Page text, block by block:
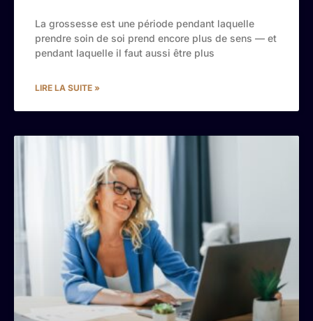
La grossesse est une période pendant laquelle
prendre soin de soi prend encore plus de sens — et
pendant laquelle il faut aussi être plus
LIRE LA SUITE »